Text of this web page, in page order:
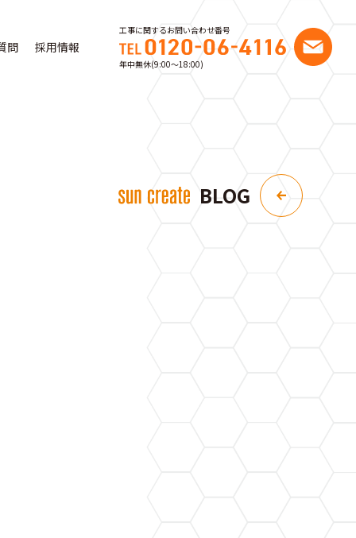
問 採用情報
工事に関するお問い合わせ番号
年中無休(9:00〜18:00)
BLOG